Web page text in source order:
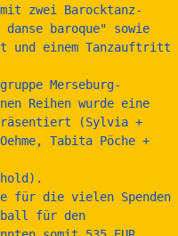
zwei Barocktanz-
baroque" sowie
und einem Tanzauftritt
Reihen wurde eine
präsentiert (Sylvia +
Tabita Pöche +
Weinhold).
für den